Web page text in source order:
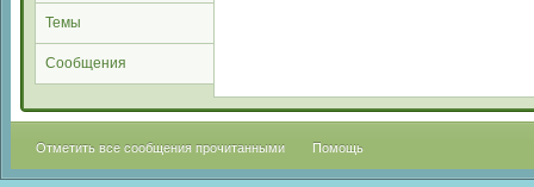
Темы
Сообщения
Отметить все сообщения прочитанными Помощь